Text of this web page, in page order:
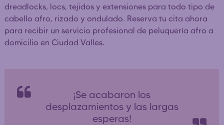
dreadlocks, locs, tejidos y extensiones para todo tipo de
cabello afro, rizado y ondulado. Reserva tu cita ahora
para recibir un servicio profesional de peluquería afro a
domicilio en Ciudad Valles.
¡Se acabaron los
desplazamientos y las largas
esperas!